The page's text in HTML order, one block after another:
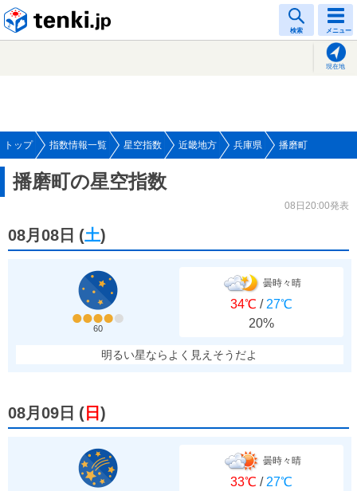
検索 メニュー
現在地
トップ 指数情報一覧 星空指数 近畿地方 兵庫県 播磨町
播磨町の星空指数
08日20:00発表
08月08日 (土)
60
曇時々晴
34℃ / 27℃
20%
明るい星ならよく見えそうだよ
08月09日 ( 日 )
曇時々晴
33℃ / 27℃